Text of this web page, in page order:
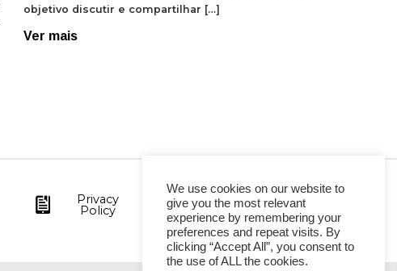
objetivo discutir e compartilhar […]
Ver mais
Privacy
Policy
We use cookies on our website to
give you the most relevant
experience by remembering your
preferences and repeat visits. By
clicking “Accept All”, you consent to
the use of ALL the cookies.